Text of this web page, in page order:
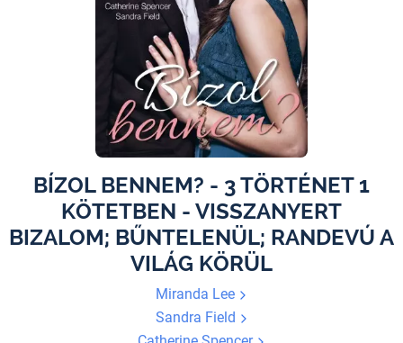
BÍZOL BENNEM? - 3 TÖRTÉNET 1
KÖTETBEN - VISSZANYERT
BIZALOM; BŰNTELENÜL; RANDEVÚ A
VILÁG KÖRÜL
Miranda Lee
Sandra Field